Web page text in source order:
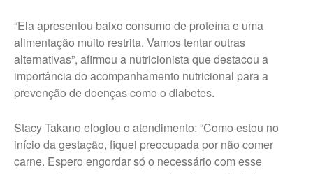
“Ela apresentou baixo consumo de proteína e uma
alimentação muito restrita. Vamos tentar outras
alternativas”, afirmou a nutricionista que destacou a
importância do acompanhamento nutricional para a
prevenção de doenças como o diabetes.
Stacy Takano elogiou o atendimento: “Como estou no
início da gestação, fiquei preocupada por não comer
carne. Espero engordar só o necessário com esse